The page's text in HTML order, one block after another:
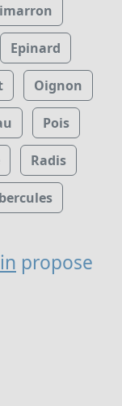
Epinard
Oignon
Pois
Radis
propose